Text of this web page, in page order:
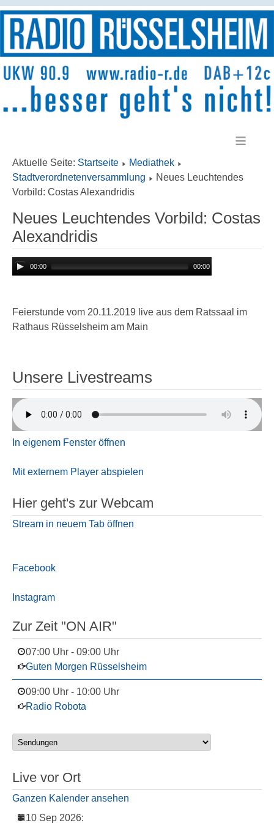
≡
Aktuelle Seite: Startseite
Mediathek
Stadtverordnetenversammlung
Neues Leuchtendes
Vorbild: Costas Alexandridis
Neues Leuchtendes Vorbild: Costas
Alexandridis
00:00 00:00
Feierstunde vom 20.11.2019 live aus dem Ratssaal im
Rathaus Rüsselsheim am Main
Unsere Livestreams
In eigenem Fenster öffnen
Mit externem Player abspielen
Hier geht's zur Webcam
Stream in neuem Tab öffnen
Facebook
Instagram
Zur Zeit "ON AIR"
07:00 Uhr - 09:00 Uhr
Guten Morgen Rüsselsheim
09:00 Uhr - 10:00 Uhr
Radio Robota
Live vor Ort
Ganzen Kalender ansehen
10 Sep 2026: